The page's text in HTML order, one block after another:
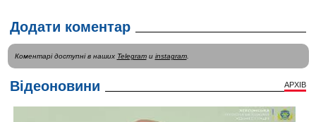
Додати коментар
Коментарі доступні в наших Telegramи instagram.
Відеоновини АРХІВ